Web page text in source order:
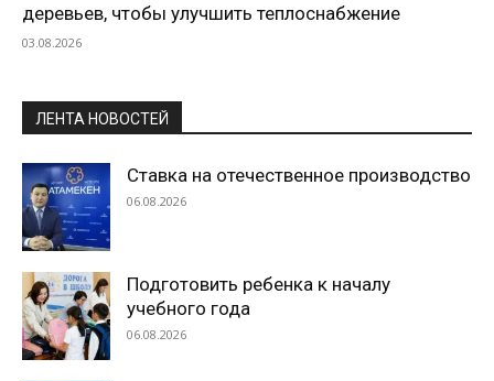
деревьев, чтобы улучшить теплоснабжение
03.08.2026
ЛЕНТА НОВОСТЕЙ
Ставка на отечественное производство
06.08.2026
Подготовить ребенка к началу
учебного года
06.08.2026